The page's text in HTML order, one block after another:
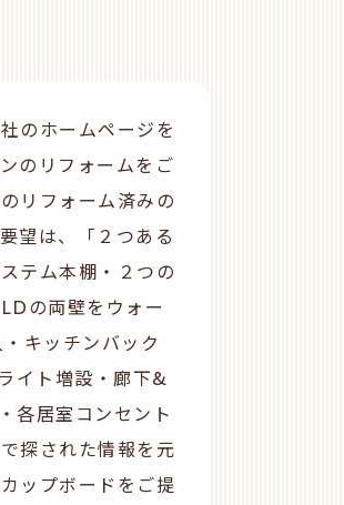
のホームページを
のリフォームをご
リフォーム済みの
望は、「２つある
テム本棚・２つの
LDの両壁をウォー
キッチンバック
イト増設・廊下&
各居室コンセント
探された情報を元
ップボードをご提